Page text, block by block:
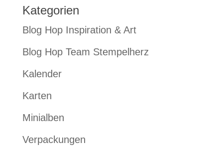
Kategorien
Blog Hop Inspiration & Art
Blog Hop Team Stempelherz
Kalender
Karten
Minialben
Verpackungen